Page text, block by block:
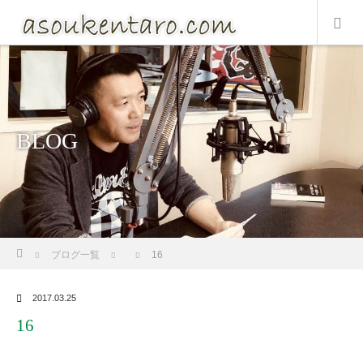
BLOG
ブログ一覧 16
2017.03.25
16